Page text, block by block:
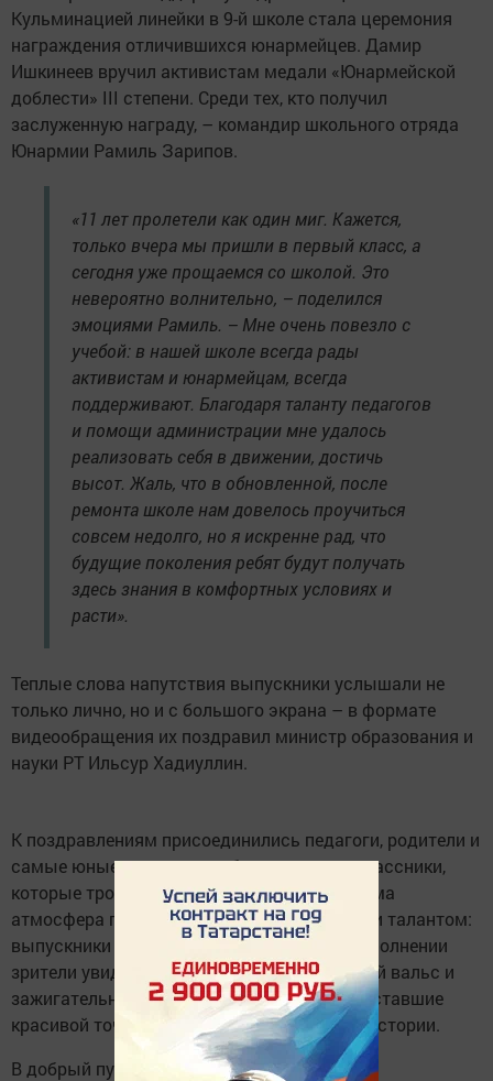
Кульминацией линейки в 9-й школе стала церемония
награждения отличившихся юнармейцев. Дамир
Ишкинеев вручил активистам медали «Юнармейской
доблести» III степени. Среди тех, кто получил
заслуженную награду, – командир школьного отряда
Юнармии Рамиль Зарипов.
«11 лет пролетели как один миг. Кажется,
только вчера мы пришли в первый класс, а
сегодня уже прощаемся со школой. Это
невероятно волнительно, – поделился
эмоциями Рамиль. – Мне очень повезло с
учебой: в нашей школе всегда рады
активистам и юнармейцам, всегда
поддерживают. Благодаря таланту педагогов
и помощи администрации мне удалось
реализовать себя в движении, достичь
высот. Жаль, что в обновленной, после
ремонта школе нам довелось проучиться
совсем недолго, но я искренне рад, что
будущие поколения ребят будут получать
здесь знания в комфортных условиях и
расти».
Теплые слова напутствия выпускники услышали не
только лично, но и с большого экрана – в формате
видеообращения их поздравил министр образования и
науки РТ Ильсур Хадиуллин.
К поздравлениям присоединились педагоги, родители и
самые юные звездочки – будущие первоклассники,
которые трогательно рассказали стихи. Сама
атмосфера праздника искрилась энергией и талантом:
выпускники не остались в стороне. В их исполнении
зрители увидели проникновенный школьный вальс и
зажигательные танцевальные флешмобы, ставшие
красивой точкой в многолетней школьной истории.
В добрый путь, выпускники 2026 года!